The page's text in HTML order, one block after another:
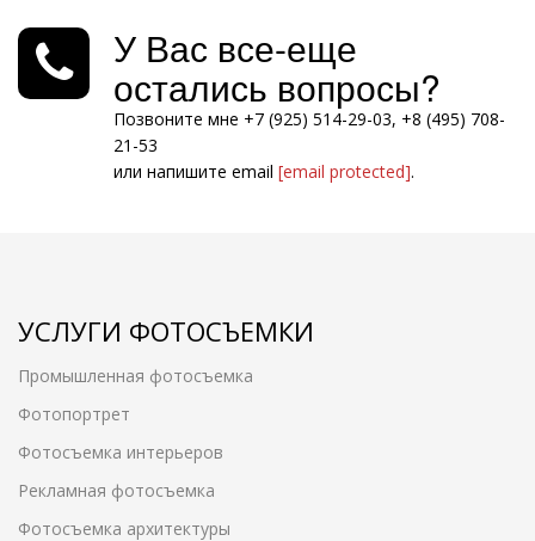
У Вас все-еще
остались вопросы?
Позвоните мне +7 (925) 514-29-03, +8 (495) 708-
21-53
или напишите email [email protected].
УСЛУГИ ФОТОСЪЕМКИ
Промышленная фотосъемка
Фотопортрет
Фотосъемка интерьеров
Рекламная фотосъемка
Фотосъемка архитектуры